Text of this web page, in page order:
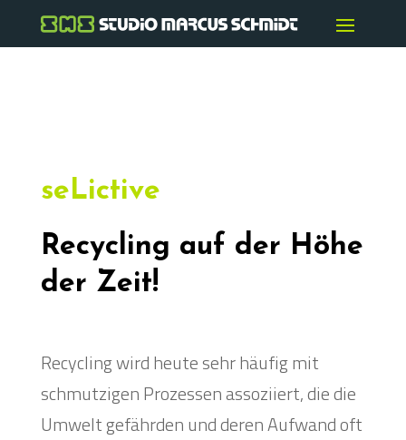
seLictive
Recycling auf der Höhe
der Zeit!
Recycling wird heute sehr häufig mit
schmutzigen Prozessen assoziiert, die die
Umwelt gefährden und deren Aufwand oft